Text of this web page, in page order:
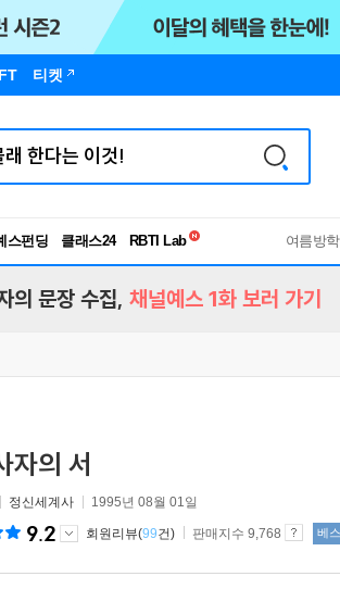
티켓
스펀딩 클래스24
RBTI Lab
독서유형검사
여름방
의 문장 수집, 채널예스 1화 보러 가기
자의 서
정신세계사 1995년 08월 01일
9.2 회원리뷰(99건) 판매지수 9,768 베